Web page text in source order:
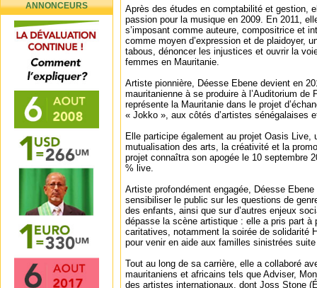
ANNONCEURS
Après des études en comptabilité et gestion,
passion pour la musique en 2009. En 2011,
s’imposant comme auteure, compositrice et
comme moyen d’expression et de plaidoyer,
tabous, dénoncer les injustices et ouvrir la
femmes en Mauritanie.
Artiste pionnière, Déesse Ebene devient en
mauritanienne à se produire à l’Auditorium de
représente la Mauritanie dans le projet
« Jokko », aux côtés d’artistes sénégalaises
Elle participe également au projet Oasis Live,
mutualisation des arts, la créativité et la
projet connaîtra son apogée le 10 septembre
% live.
Artiste profondément engagée, Déesse
sensibiliser le public sur les questions de
des enfants, ainsi que sur d’autres enjeux
dépasse la scène artistique : elle a pris part
caritatives, notamment la soirée de solidarité
pour venir en aide aux familles sinistrées
Tout au long de sa carrière, elle a collaboré
mauritaniens et africains tels que Adviser,
des artistes internationaux, dont Joss Stone